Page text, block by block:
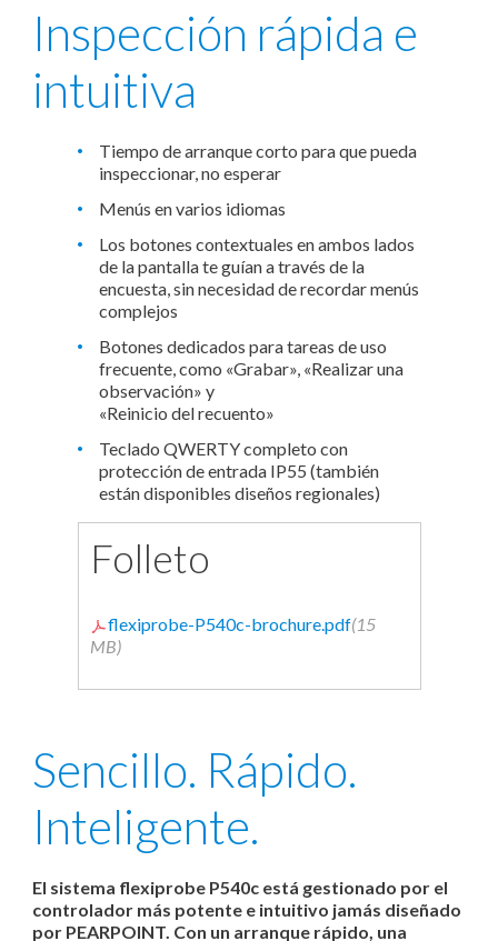
Inspección rápida e
intuitiva
Tiempo de arranque corto para que pueda
inspeccionar, no esperar
Menús en varios idiomas
Los botones contextuales en ambos lados
de la pantalla te guían a través de la
encuesta, sin necesidad de recordar menús
complejos
Botones dedicados para tareas de uso
frecuente, como «Grabar», «Realizar una
observación» y
«Reinicio del recuento»
Teclado QWERTY completo con
protección de entrada IP55 (también
están disponibles diseños regionales)
Folleto
flexiprobe-P540c-brochure.pdf(15
MB)
Sencillo. Rápido.
Inteligente.
El sistema flexiprobe P540c está gestionado por el
controlador más potente e intuitivo jamás diseñado
por PEARPOINT. Con un arranque rápido, una